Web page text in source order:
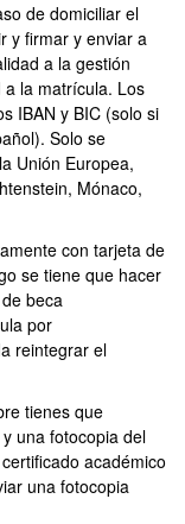
de domiciliar el
y firmar y enviar a
a la gestión
la matrícula. Los
IBAN y BIC (solo si
Solo se
Unión Europea,
Mónaco,
con tarjeta de
se tiene que hacer
beca
por
reintegrar el
tienes que
una fotocopia del
académico
una fotocopia